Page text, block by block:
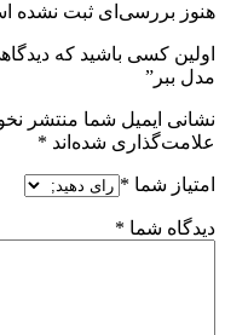
هنوز بررسی‌ای ثبت نشده
اولین کسی باشید که
مدل ببر”
نشانی ایمیل شما منتشر
علامت‌گذاری شده‌اند *
امتیاز شما *
دیدگاه شما *